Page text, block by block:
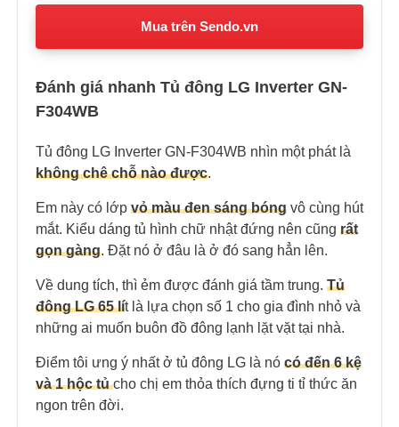
Mua trên Sendo.vn
Đánh giá nhanh Tủ đông LG Inverter GN-
F304WB
Tủ đông LG Inverter GN-F304WB nhìn một phát là
không chê chỗ nào được.
Em này có lớp vỏ màu đen sáng bóng vô cùng hút
mắt. Kiểu dáng tủ hình chữ nhật đứng nên cũng rất
gọn gàng. Đặt nó ở đâu là ở đó sang hẳn lên.
Về dung tích, thì ẻm được đánh giá tầm trung. Tủ
đông LG 65 lít là lựa chọn số 1 cho gia đình nhỏ và
những ai muốn buôn đồ đông lạnh lặt vặt tại nhà.
Điểm tôi ưng ý nhất ở tủ đông LG là nó có đến 6 kệ
và 1 hộc tủ cho chị em thỏa thích đựng ti tỉ thức ăn
ngon trên đời.